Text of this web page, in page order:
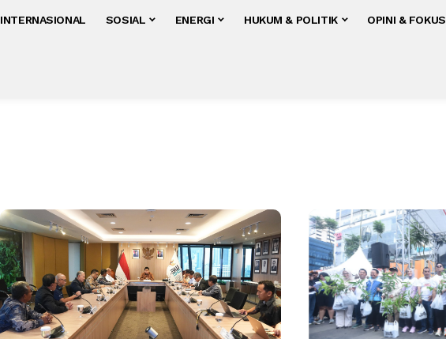
INTERNASIONAL SOSIAL ENERGI HUKUM & POLITIK OPINI & FOKUS